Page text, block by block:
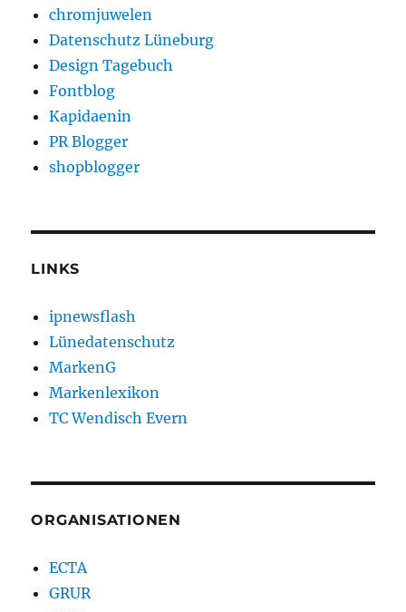
chromjuwelen
Datenschutz Lüneburg
Design Tagebuch
Fontblog
Kapidaenin
PR Blogger
shopblogger
LINKS
ipnewsflash
Lünedatenschutz
MarkenG
Markenlexikon
TC Wendisch Evern
ORGANISATIONEN
ECTA
GRUR